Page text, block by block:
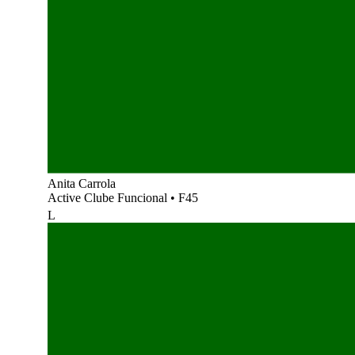
Anita Carrola
Active Clube Funcional • F45
L